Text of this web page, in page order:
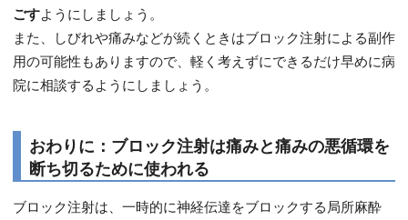
ごすようにしましょう。
また、しびれや痛みなどが続くときはブロック注射による副作
用の可能性もありますので、軽く考えずにできるだけ早めに病
院に相談するようにしましょう。
おわりに：ブロック注射は痛みと痛みの悪循環を
断ち切るために使われる
ブロック注射は、一時的に神経伝達をブロックする局所麻酔